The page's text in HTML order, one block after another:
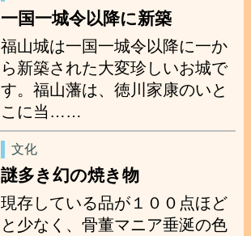
一国一城令以降に新築
福山城は一国一城令以降に一か
ら新築された大変珍しいお城で
す。福山藩は、徳川家康のいと
こに当……
文化
謎多き幻の焼き物
現存している品が１００点ほど
と少なく、骨董マニア垂涎の色